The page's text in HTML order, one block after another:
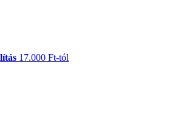
17.000 Ft-tól